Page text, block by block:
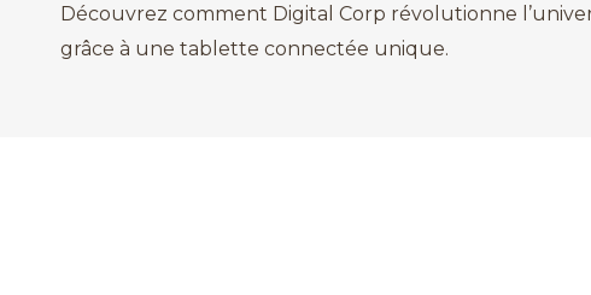
Découvrez comment Digital Corp révolutionne
grâce à une tablette connectée unique.